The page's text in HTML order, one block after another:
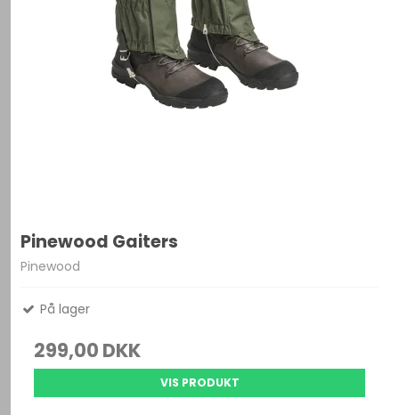
Pinewood Gaiters
Pinewood
På lager
299,00 DKK
VIS PRODUKT